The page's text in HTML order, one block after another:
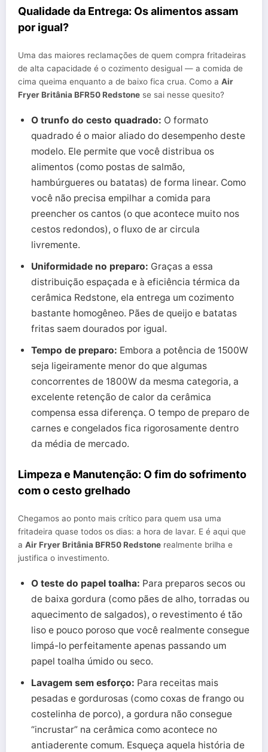
Qualidade da Entrega: Os alimentos assam
por igual?
Uma das maiores reclamações de quem compra fritadeiras
de alta capacidade é o cozimento desigual — a comida de
cima queima enquanto a de baixo fica crua. Como a Air
Fryer Britânia BFR50 Redstone se sai nesse quesito?
O trunfo do cesto quadrado: O formato
quadrado é o maior aliado do desempenho deste
modelo. Ele permite que você distribua os
alimentos (como postas de salmão,
hambúrgueres ou batatas) de forma linear. Como
você não precisa empilhar a comida para
preencher os cantos (o que acontece muito nos
cestos redondos), o fluxo de ar circula
livremente.
Uniformidade no preparo: Graças a essa
distribuição espaçada e à eficiência térmica da
cerâmica Redstone, ela entrega um cozimento
bastante homogêneo. Pães de queijo e batatas
fritas saem dourados por igual.
Tempo de preparo: Embora a potência de 1500W
seja ligeiramente menor do que algumas
concorrentes de 1800W da mesma categoria, a
excelente retenção de calor da cerâmica
compensa essa diferença. O tempo de preparo de
carnes e congelados fica rigorosamente dentro
da média de mercado.
Limpeza e Manutenção: O fim do sofrimento
com o cesto grelhado
Chegamos ao ponto mais crítico para quem usa uma
fritadeira quase todos os dias: a hora de lavar. E é aqui que
a Air Fryer Britânia BFR50 Redstone realmente brilha e
justifica o investimento.
O teste do papel toalha: Para preparos secos ou
de baixa gordura (como pães de alho, torradas ou
aquecimento de salgados), o revestimento é tão
liso e pouco poroso que você realmente consegue
limpá-lo perfeitamente apenas passando um
papel toalha úmido ou seco.
Lavagem sem esforço: Para receitas mais
pesadas e gordurosas (como coxas de frango ou
costelinha de porco), a gordura não consegue
“incrustar” na cerâmica como acontece no
antiaderente comum. Esqueça aquela história de